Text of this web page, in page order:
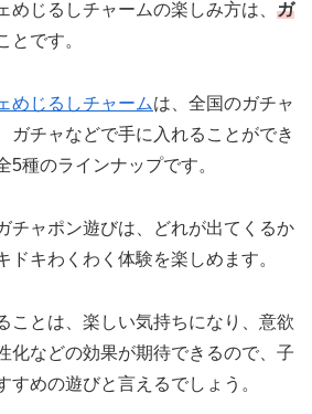
めじるしチャームの楽しみ方は、 ガ
とです。
めじるしチャームは、全国のガチャ
ガチャなどで手に入れることができ
5種のラインナップです。
チャポン遊びは、どれが出てくるか
ドキわくわく体験を楽しめます。
ことは、楽しい気持ちになり、意欲
化などの効果が期待できるので、子
すめの遊びと言えるでしょう。